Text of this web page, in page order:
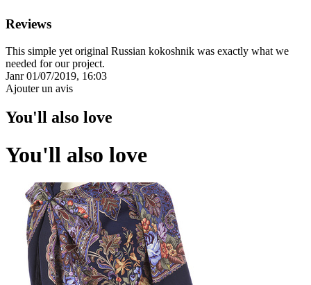
Reviews
This simple yet original Russian kokoshnik was exactly what we
needed for our project.
Janr 01/07/2019, 16:03
Ajouter un avis
You'll also love
You'll also love